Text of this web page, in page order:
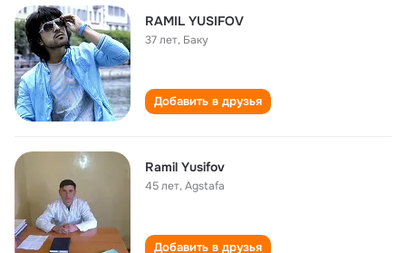
RAMIL YUSIFOV
37 лет, Баку
Добавить в друзья
Ramil Yusifov
45 лет,Agstafa
Добавить в друзья